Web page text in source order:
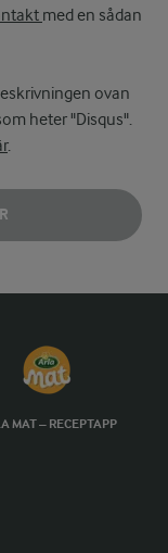
med en sådan
ovan
heter "Disqus".
.
MAT – RECEPTAPP